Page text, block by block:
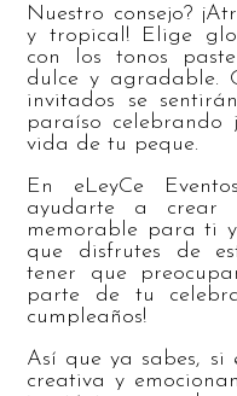
Nuestro consejo?
y tropical! Elige
con los tonos
dulce y agradable.
invitados se
paraíso celebrando
vida de tu peque.
En eLeyCe
ayudarte a crear
memorable para ti
que disfrutes de
tener que
parte de tu
cumpleaños!
Así que ya sabes, si
creativa y